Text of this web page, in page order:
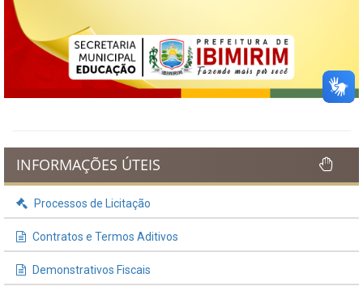
INFORMAÇÕES ÚTEIS
Processos de Licitação
Contratos e Termos Aditivos
Demonstrativos Fiscais